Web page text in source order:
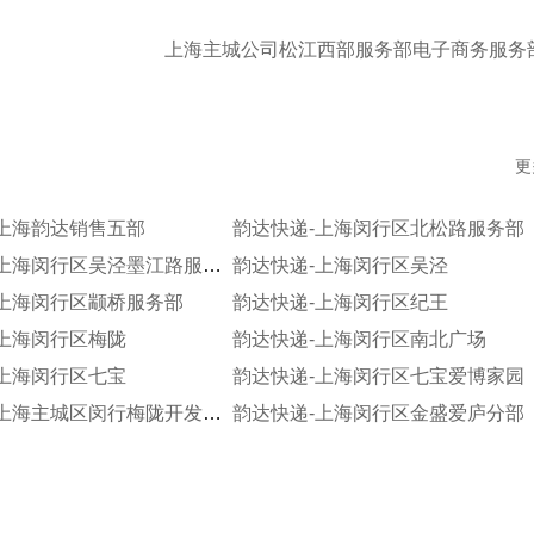
上海主城公司松江西部服务部电子商务服务
海韵达销售五部
韵达快递-上海闵行区北松路服务部
韵达快递-上海闵行区吴泾墨江路服务部
韵达快递-上海闵行区吴泾
海闵行区颛桥服务部
韵达快递-上海闵行区纪王
海闵行区梅陇
韵达快递-上海闵行区南北广场
海闵行区七宝
韵达快递-上海闵行区七宝爱博家园
韵达快递-上海主城区闵行梅陇开发区服务部
韵达快递-上海闵行区金盛爱庐分部